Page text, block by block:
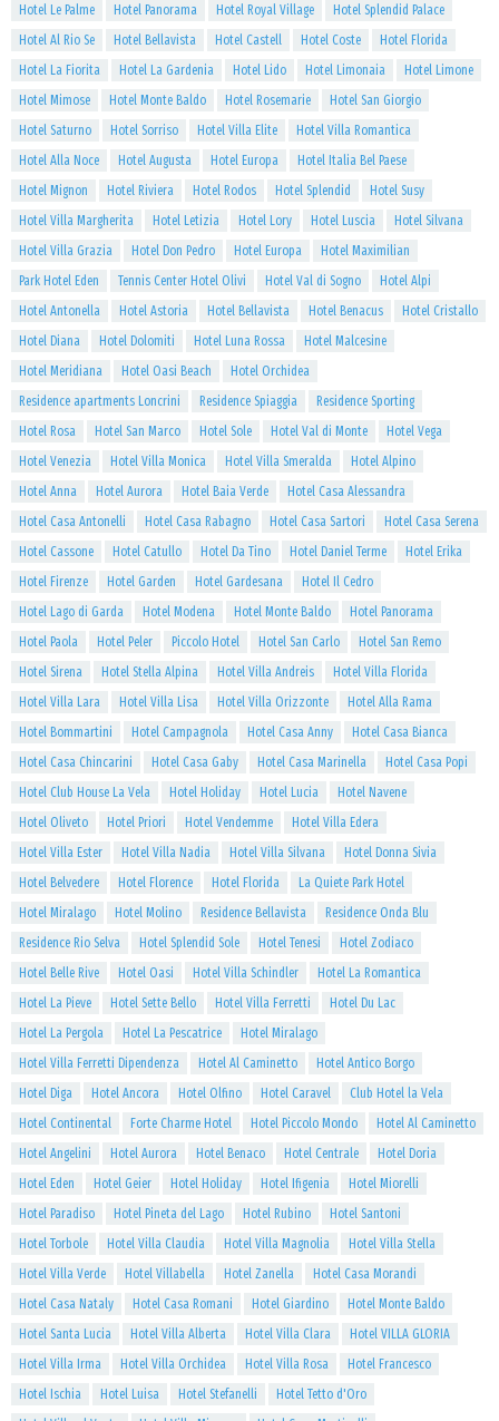
Hotel Le Palme
Hotel Panorama Hotel Royal Village
Hotel Splendid Palace
Hotel Al Rio Se
Hotel Bellavista Hotel Castell Hotel Coste
Hotel Florida
Hotel La Fiorita
Hotel La Gardenia Hotel Lido Hotel Limonaia
Hotel Limone
Hotel Mimose
Hotel Monte Baldo Hotel Rosemarie
Hotel San Giorgio
Hotel Saturno
Hotel Sorriso Hotel Villa Elite
Hotel Villa Romantica
Hotel Alla Noce
Hotel Augusta Hotel Europa
Hotel Italia Bel Paese
Hotel Mignon
Hotel Riviera Hotel Rodos Hotel Splendid
Hotel Susy
Hotel Villa Margherita
Hotel Letizia Hotel Lory Hotel Luscia
Hotel Silvana
Hotel Villa Grazia
Hotel Don Pedro Hotel Europa
Hotel Maximilian
Park Hotel Eden
Tennis Center Hotel Olivi Hotel Val di Sogno
Hotel Alpi
Hotel Antonella
Hotel Astoria Hotel Bellavista Hotel Benacus
Hotel Cristallo
Hotel Diana
Hotel Dolomiti Hotel Luna Rossa
Hotel Malcesine
Hotel Meridiana
Hotel Oasi Beach
Hotel Orchidea
Residence apartments Loncrini
Residence Spiaggia
Residence Sporting
Hotel Rosa
Hotel San Marco Hotel Sole Hotel Val di Monte
Hotel Vega
Hotel Venezia
Hotel Villa Monica Hotel Villa Smeralda
Hotel Alpino
Hotel Anna
Hotel Aurora Hotel Baia Verde
Hotel Casa Alessandra
Hotel Casa Antonelli
Hotel Casa Rabagno Hotel Casa Sartori
Hotel Casa Serena
Hotel Cassone
Hotel Catullo Hotel Da Tino Hotel Daniel Terme
Hotel Erika
Hotel Firenze
Hotel Garden Hotel Gardesana
Hotel Il Cedro
Hotel Lago di Garda
Hotel Modena Hotel Monte Baldo
Hotel Panorama
Hotel Paola
Hotel Peler Piccolo Hotel Hotel San Carlo
Hotel San Remo
Hotel Sirena
Hotel Stella Alpina Hotel Villa Andreis
Hotel Villa Florida
Hotel Villa Lara
Hotel Villa Lisa Hotel Villa Orizzonte
Hotel Alla Rama
Hotel Bommartini
Hotel Campagnola Hotel Casa Anny
Hotel Casa Bianca
Hotel Casa Chincarini
Hotel Casa Gaby Hotel Casa Marinella
Hotel Casa Popi
Hotel Club House La Vela
Hotel Holiday Hotel Lucia
Hotel Navene
Hotel Oliveto
Hotel Priori Hotel Vendemme
Hotel Villa Edera
Hotel Villa Ester
Hotel Villa Nadia Hotel Villa Silvana
Hotel Donna Sivia
Hotel Belvedere
Hotel Florence Hotel Florida
La Quiete Park Hotel
Hotel Miralago
Hotel Molino Residence Bellavista
Residence Onda Blu
Residence Rio Selva
Hotel Splendid Sole Hotel Tenesi
Hotel Zodiaco
Hotel Belle Rive
Hotel Oasi Hotel Villa Schindler
Hotel La Romantica
Hotel La Pieve
Hotel Sette Bello Hotel Villa Ferretti
Hotel Du Lac
Hotel La Pergola
Hotel La Pescatrice
Hotel Miralago
Hotel Villa Ferretti Dipendenza
Hotel Al Caminetto
Hotel Antico Borgo
Hotel Diga
Hotel Ancora Hotel Olfino Hotel Caravel
Club Hotel la Vela
Hotel Continental
Forte Charme Hotel Hotel Piccolo Mondo
Hotel Al Caminetto
Hotel Angelini
Hotel Aurora Hotel Benaco Hotel Centrale
Hotel Doria
Hotel Eden
Hotel Geier Hotel Holiday Hotel Ifigenia
Hotel Miorelli
Hotel Paradiso
Hotel Pineta del Lago Hotel Rubino
Hotel Santoni
Hotel Torbole
Hotel Villa Claudia Hotel Villa Magnolia
Hotel Villa Stella
Hotel Villa Verde
Hotel Villabella Hotel Zanella
Hotel Casa Morandi
Hotel Casa Nataly
Hotel Casa Romani Hotel Giardino
Hotel Monte Baldo
Hotel Santa Lucia
Hotel Villa Alberta Hotel Villa Clara
Hotel VILLA GLORIA
Hotel Villa Irma
Hotel Villa Orchidea Hotel Villa Rosa
Hotel Francesco
Hotel Ischia
Hotel Luisa Hotel Stefanelli
Hotel Tetto d'Oro